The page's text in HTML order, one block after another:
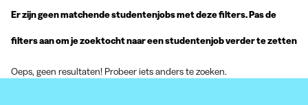
Er zijn geen matchende studentenjobs met deze filters. Pas de
filters aan om je zoektocht naar een studentenjob verder te zetten
Oeps, geen resultaten! Probeer iets anders te zoeken.